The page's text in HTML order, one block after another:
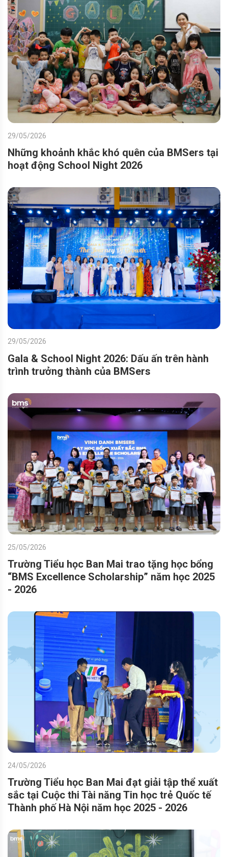
29/05/2026
Những khoảnh khắc khó quên của BMSers tại
hoạt động School Night 2026
29/05/2026
Gala & School Night 2026: Dấu ấn trên hành
trình trưởng thành của BMSers
25/05/2026
Trường Tiểu học Ban Mai trao tặng học bổng
“BMS Excellence Scholarship” năm học 2025
- 2026
24/05/2026
Trường Tiểu học Ban Mai đạt giải tập thể xuất
sắc tại Cuộc thi Tài năng Tin học trẻ Quốc tế
Thành phố Hà Nội năm học 2025 - 2026